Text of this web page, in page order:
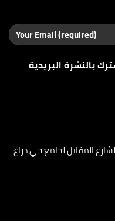
المقابل لجامع حي دراغ